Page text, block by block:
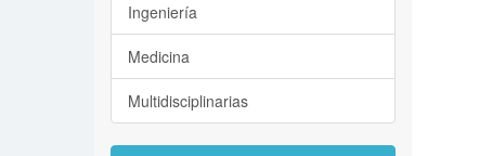
Ingeniería
Medicina
Multidisciplinarias